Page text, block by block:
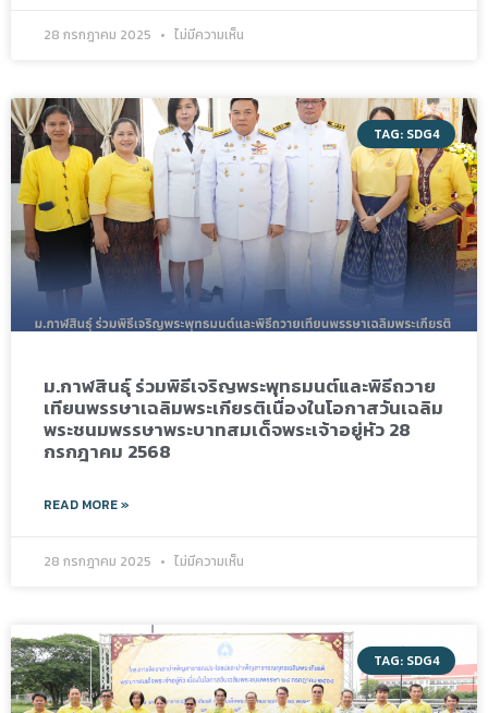
28 กรกฎาคม 2025 ไม่มีความเห็น
TAG: SDG4
ม.กาฬสินธุ์ ร่วมพิธีเจริญพระพุทธมนต์และพิธีถวาย
เทียนพรรษาเฉลิมพระเกียรติเนื่องในโอกาสวันเฉลิม
พระชนมพรรษาพระบาทสมเด็จพระเจ้าอยู่หัว 28
กรกฎาคม 2568
READ MORE »
28 กรกฎาคม 2025 ไม่มีความเห็น
TAG: SDG4